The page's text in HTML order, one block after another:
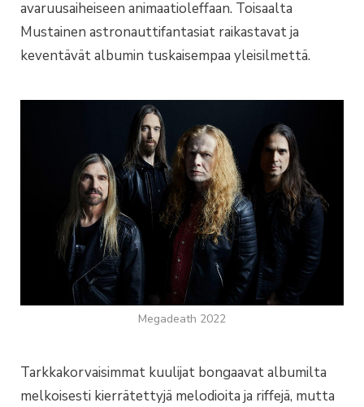
avaruusaiheiseen animaatioleffaan. Toisaalta
Mustainen astronauttifantasiat raikastavat ja
keventävät albumin tuskaisempaa yleisilmettä.
Megadeath 2022
Tarkkakorvaisimmat kuulijat bongaavat albumilta
melkoisesti kierrätettyjä melodioita ja riffejä, mutta